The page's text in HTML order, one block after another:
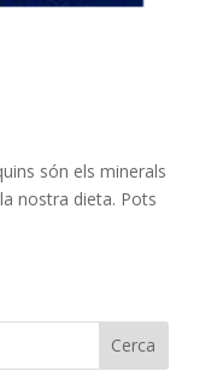
són els minerals
nostra dieta. Pots